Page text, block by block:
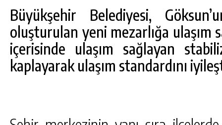
Büyükşehir Belediyesi,
oluşturulan yeni mezarlığa ulaşım
içerisinde ulaşım sağlayan
kaplayarak ulaşım standardını